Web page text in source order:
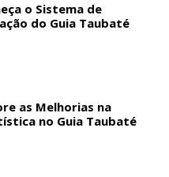
o Sistema de
do Guia Taubaté
as Melhorias na
no Guia Taubaté